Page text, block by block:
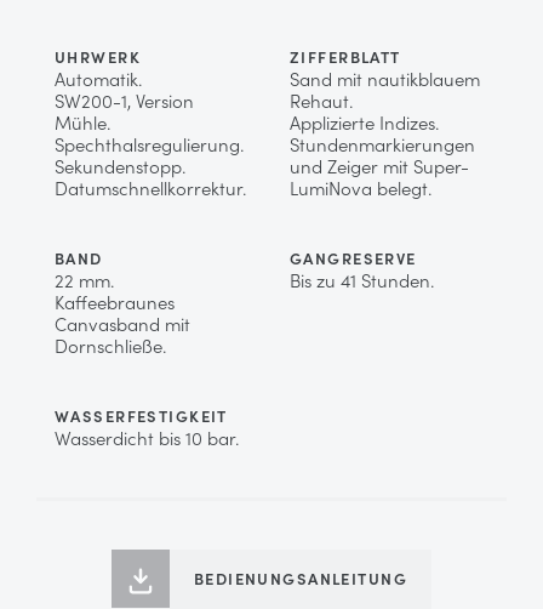
UHRWERK
Automatik.
SW200-1, Version
Mühle.
Spechthalsregulierung.
Sekundenstopp.
Datumschnellkorrektur.
ZIFFERBLATT
Sand mit nautikblauem
Rehaut.
Applizierte Indizes.
Stundenmarkierungen
und Zeiger mit Super-
LumiNova belegt.
BAND
22 mm.
Kaffeebraunes
Canvasband mit
Dornschließe.
GANGRESERVE
Bis zu 41 Stunden.
WASSERFESTIGKEIT
Wasserdicht bis 10 bar.
BEDIENUNGSANLEITUNG